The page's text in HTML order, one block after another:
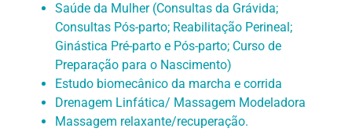
Saúde da Mulher (Consultas da Grávida;
Consultas Pós-parto; Reabilitação Perineal;
Ginástica Pré-parto e Pós-parto; Curso de
Preparação para o Nascimento)
Estudo biomecânico da marcha e corrida
Drenagem Linfática/ Massagem Modeladora
Massagem relaxante/recuperação.